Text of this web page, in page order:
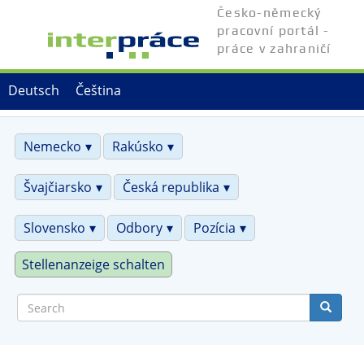
Čeština
Deutsch
Česko-německý
pracovní portál -
práce v zahraničí
Nemecko Rakúsko
Švajčiarsko Česká republika
Slovensko Odbory Pozícia
Stellenanzeige schalten